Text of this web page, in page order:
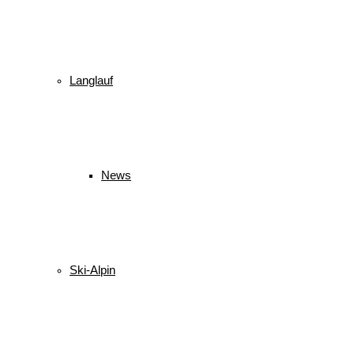
Langlauf
News
Ski-Alpin